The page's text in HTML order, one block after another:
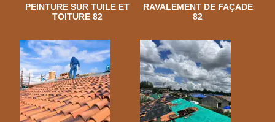
PEINTURE SUR TUILE ET
TOITURE 82
RAVALEMENT DE FAÇADE
82